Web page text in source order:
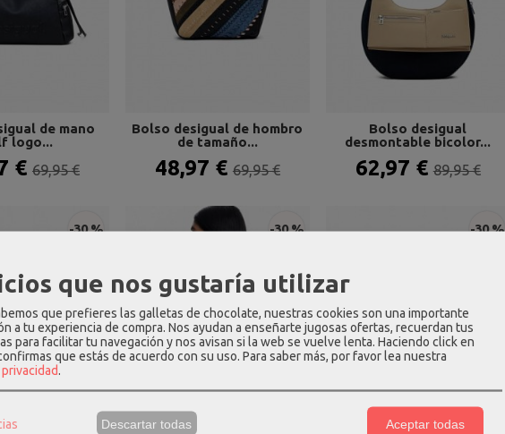
de mano
logo...
€ 69,95 €
Bolso desigual de hombro
de tamaño...
48,97 € 69,95 €
Bolso desigual
desmontable bicolor...
62,97 € 89,95 €
-30 % -30 % -30 %
que nos gustaría utilizar
que prefieres las galletas de chocolate, nuestras cookies son una importante
a tu experiencia de compra. Nos ayudan a enseñarte jugosas ofertas, recuerdan tus
para facilitar tu navegación y nos avisan si la web se vuelve lenta. Haciendo click en
que estás de acuerdo con su uso. Para saber más, por favor lea nuestra
.
Descartar todas Aceptar todas